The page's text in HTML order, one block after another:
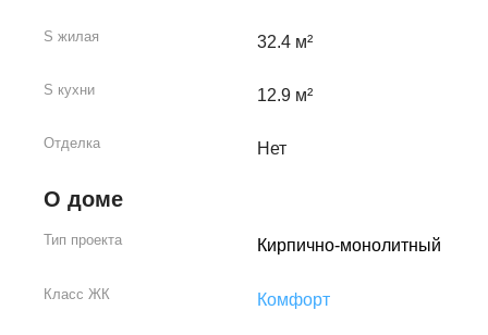
S жилая 32.4 м²
S кухни 12.9 м²
Отделка Нет
О доме
Тип проекта Кирпично-монолитный
Класс ЖК Комфорт